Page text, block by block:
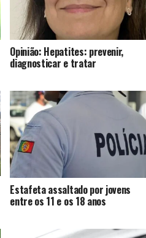
Opinião: Hepatites: prevenir,
diagnosticar e tratar
Estafeta assaltado por jovens
entre os 11 e os 18 anos